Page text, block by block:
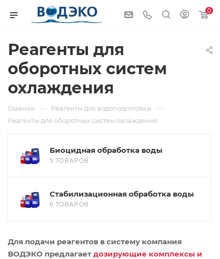
0
Реагенты для
оборотных систем
охлаждения
Главная — Реагенты для водоподготовки —
Реагенты для оборотных систем охлаждения
Биоцидная обработка воды
5 ТОВАРОВ
Стабилизационная обработка воды
6 ТОВАРОВ
Для подачи реагентов в систему компания
ВОДЭКО предлагает дозирующие комплексы и